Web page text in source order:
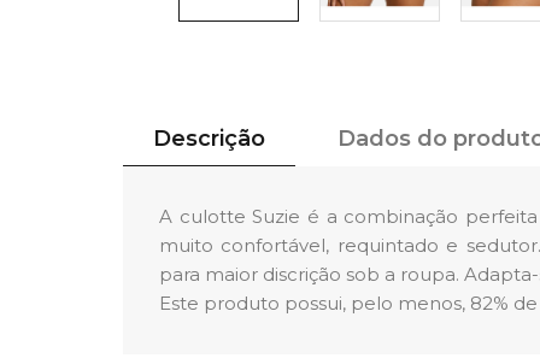
Descrição Dados do
A culotte Suzie é a combinação
muito confortável, requintado e
para maior discrição sob a roupa.
Este produto possui, pelo menos, 82%